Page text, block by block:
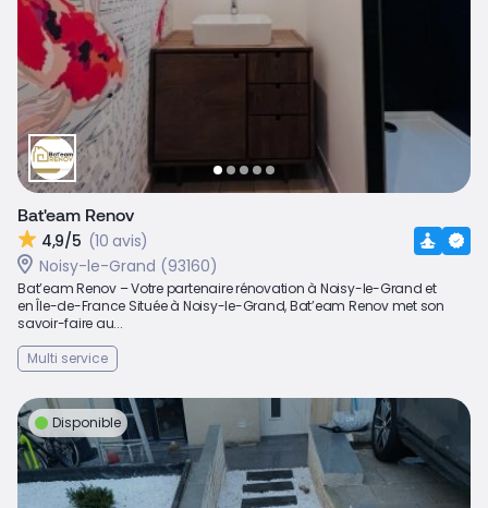
Bat'eam Renov
4,9/5 (10 avis)
Noisy-le-Grand (93160)
Bat’eam Renov – Votre partenaire rénovation à Noisy-le-Grand et
en Île-de-France Située à Noisy-le-Grand, Bat’eam Renov met son
savoir-faire au...
Multi service
Disponible